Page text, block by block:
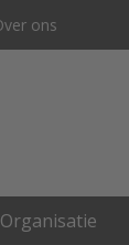
ons
Organisatie